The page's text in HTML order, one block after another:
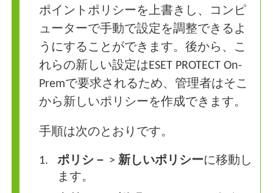
ポイントポリシーを上書きし、コンピ
ューターで手動で設定を調整できるよ
うにすることができます。後から、こ
れらの新しい設定はESET PROTECT On-
Premで要求されるため、管理者はそこ
から新しいポリシーを作成できます。
手順は次のとおりです。
ポリシ－ >新しいポリシーに移動し
ます。